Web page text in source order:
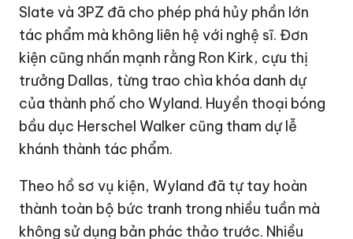
Slate và 3PZ đã cho phép phá hủy phần lớn
tác phẩm mà không liên hệ với nghệ sĩ. Đơn
kiện cũng nhấn mạnh rằng Ron Kirk, cựu thị
trưởng Dallas, từng trao chìa khóa danh dự
của thành phố cho Wyland. Huyền thoại bóng
bầu dục Herschel Walker cũng tham dự lễ
khánh thành tác phẩm.
Theo hồ sơ vụ kiện, Wyland đã tự tay hoàn
thành toàn bộ bức tranh trong nhiều tuần mà
không sử dụng bản phác thảo trước. Nhiều